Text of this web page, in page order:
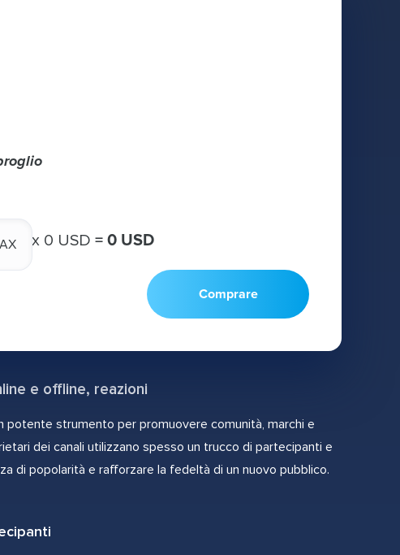
х 0 USD = 0 USD
Comprare
e offline, reazioni
potente strumento per promuovere comunità, marchi e
dei canali utilizzano spesso un trucco di partecipanti e
di popolarità e rafforzare la fedeltà di un nuovo pubblico.